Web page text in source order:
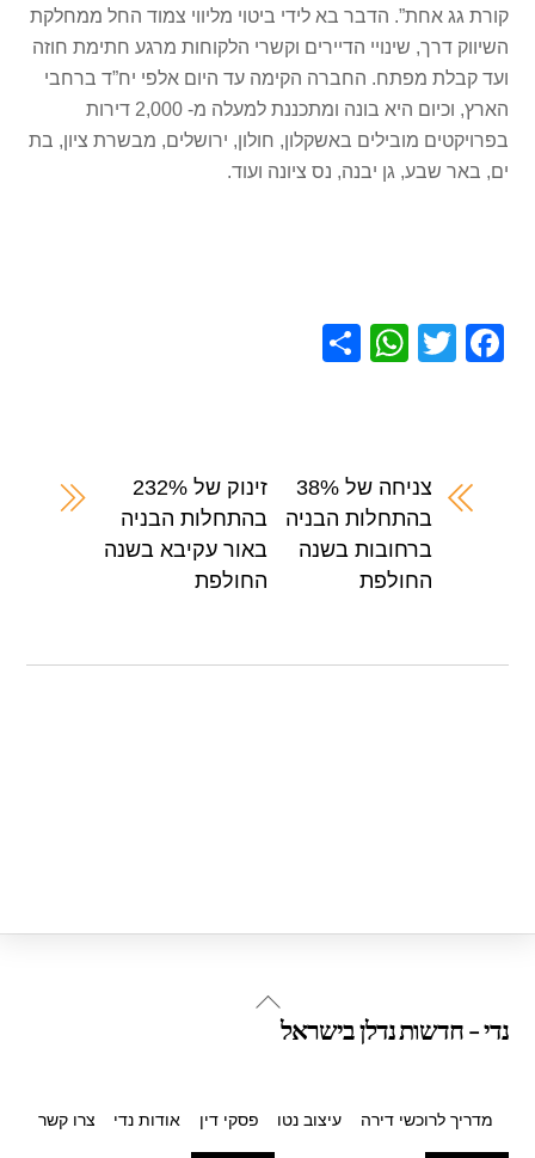
קורת גג אחת”. הדבר בא לידי ביטוי מליווי צמוד החל ממחלקת
השיווק דרך, שינויי הדיירים וקשרי הלקוחות מרגע חתימת חוזה
ועד קבלת מפתח. החברה הקימה עד היום אלפי יח”ד ברחבי
הארץ, וכיום היא בונה ומתכננת למעלה מ- 2,000 דירות
בפרויקטים מובילים באשקלון, חולון, ירושלים, מבשרת ציון, בת
ים, באר שבע, גן יבנה, נס ציונה ועוד.
F
b
T
W
A
p
p
צניחה של 38%
בהתחלות הבניה
ברחובות בשנה
החולפת
זינוק של 232%
בהתחלות הבניה
באור עקיבא בשנה
החולפת
Back
נדי - חדשות נדלן בישראל
מדריך לרוכשי דירה עיצוב נטו פסקי דין אודות נדי צרו קשר